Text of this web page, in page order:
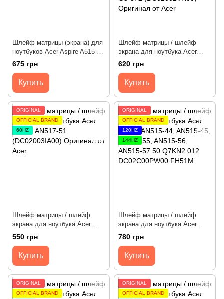
Шлейф матрицы (экрана) для
ноутбуков Acer Aspire A515-56,
A515-56G (DC02003Q900)
Оригинал от Acer
675 грн
Купить
Шлейф матрицы / шлейф
экрана для ноутбука Acer
Nitro 5 AN515-31, AN515-41,
AN515-42, AN515-51, AN515-
52, AN515-53, Predator PH315-
51, G3-571, G3-572
(DC02002VR00) Оригинал
620 грн
Купить
ORIGINAL
OFFICIAL BRAND
60HZ
Шлейф матрицы / шлейф
экрана для ноутбука Acer
Nitro 5 AN517-51 60Hz
(DC02003IA00) Оригинал от
Acer
550 грн
Купить
ORIGINAL
OFFICIAL BRAND
120HZ
144HZ
Шлейф матрицы / шлейф
экрана для ноутбука Acer
Nitro 5 AN515-44, AN515-45,
AN515-55, AN515-56, AN515-57
120/144Hz (DC02C00PW00)
Оригинал от Acer
780 грн
Купить
ORIGINAL
OFFICIAL BRAND
ORIGINAL
OFFICIAL BRAND